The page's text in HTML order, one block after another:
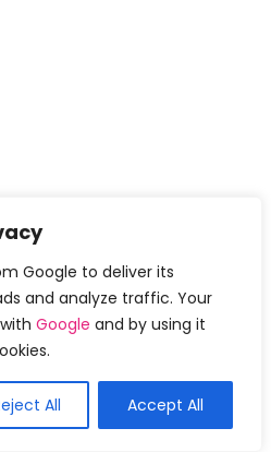
Google to deliver its
and analyze traffic. Your
Google and by using it
All Accept All